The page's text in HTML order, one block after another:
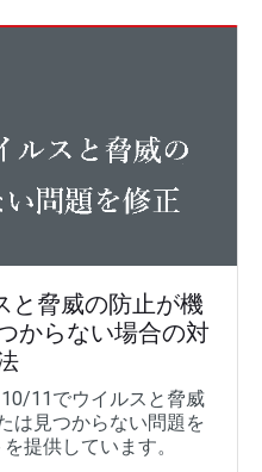
と脅威の防止が機
からない場合の対
11でウイルスと脅威
は見つからない問題を
提供しています。